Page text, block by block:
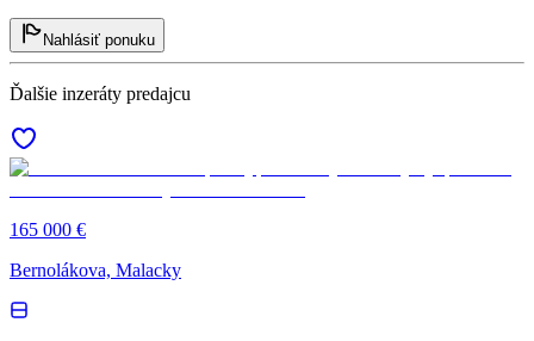
Nahlásiť ponuku
Ďalšie inzeráty predajcu
165 000 €
Bernolákova, Malacky